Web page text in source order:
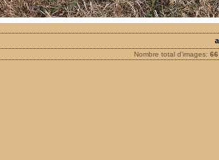
Nombre total d'images: 66